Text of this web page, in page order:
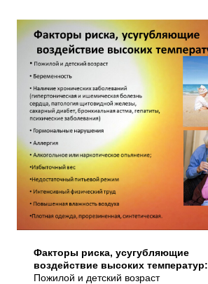
Факторы риска, усугубляющие
воздействие высоких температур:
Пожилой и детский возраст